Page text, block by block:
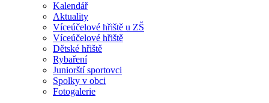
Kalendář
Aktuality
Víceúčelové hřiště u ZŠ
Víceúčelové hřiště
Dětské hřiště
Rybaření
Juniorští sportovci
Spolky v obci
Fotogalerie